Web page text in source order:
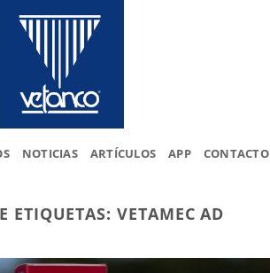
NOTICIAS ARTÍCULOS APP CONTACTO
ETIQUETAS: VETAMEC AD